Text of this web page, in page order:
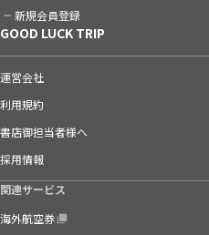
新規会員登録
GOOD LUCK TRIP
運営会社
利用規約
書店御担当者様へ
採用情報
関連サービス
海外航空券